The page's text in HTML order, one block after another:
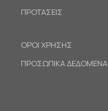
ΠΡΟΤΑΣΕΙΣ
ΟΡΟΙ ΧΡΗΣΗΣ
ΠΡΟΣΩΠΙΚΑ ΔΕΔΟΜΕΝΑ